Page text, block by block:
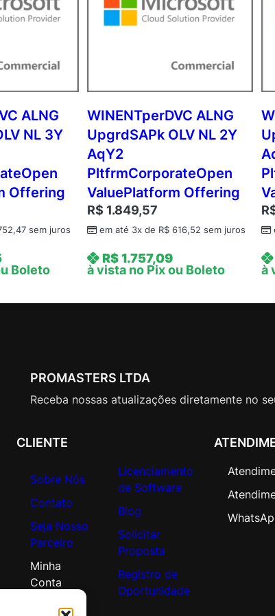
A
d
d
-
O
n
(
N
E
C
)
C
ALNG
NL 3Y
Offering
sem juros
Boleto
WINENTperDVC ALNG
UpgrdSAPk OLV NL 2Y
AqY2
PltfrmCorporateOpen
ValuePlatform Offering
R$ 1.849,57
em até 3x de R$616,52 sem juros
R$1.757,09
à vista no Pix ou Boleto
à
PROMASTERS LTDA
Receba nossas atualizações diretamente no
CLIENTE
Sobre Nós
Contato
Seja Nosso
Parceiro
Minha
Conta
Licenciamento
de Software
Blog
Solicitar
Proposta
Registro de
Oportunidade